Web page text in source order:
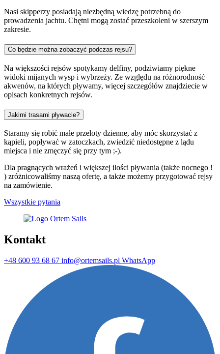
Nasi skipperzy posiadają niezbędną wiedzę potrzebną do
prowadzenia jachtu. Chętni mogą zostać przeszkoleni w szerszym
zakresie.
Co będzie można zobaczyć podczas rejsu?
Na większości rejsów spotykamy delfiny, podziwiamy piękne
widoki mijanych wysp i wybrzeży. Ze względu na różnorodność
akwenów, na których pływamy, więcej szczegółów znajdziecie w
opisach konkretnych rejsów.
Jakimi trasami pływacie?
Staramy się robić małe przeloty dzienne, aby móc skorzystać z
kąpieli, popływać w zatoczkach, zwiedzić niedostępne z lądu
miejsca i nie zmęczyć się przy tym ;-).
Dla pragnących wrażeń i większej ilości pływania (także nocnego !
) zróżnicowaliśmy naszą ofertę, a także możemy przygotować rejsy
na zamówienie.
Wszystkie pytania
Kontakt
+48 600 93 68 67 info@ortemsails.pl WhatsApp